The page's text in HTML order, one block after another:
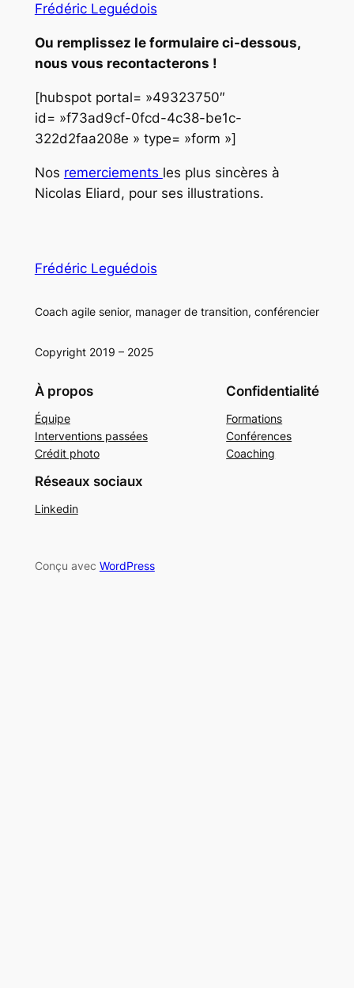
Frédéric Leguédois
Ou remplissez le formulaire ci-dessous,
nous vous recontacterons !
[hubspot portal= »49323750″
id= »f73ad9cf-0fcd-4c38-be1c-
322d2faa208e » type= »form »]
Nos remerciements les plus sincères à
Nicolas Eliard, pour ses illustrations.
Frédéric Leguédois
Coach agile senior, manager de transition, conférencier
Copyright 2019 – 2025
À propos
Équipe
Interventions passées
Crédit photo
Confidentialité
Formations
Conférences
Coaching
Réseaux sociaux
Linkedin
Conçu avec WordPress